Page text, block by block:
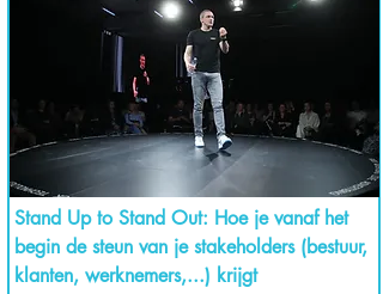
Stand Up to Stand Out: Hoe je vanaf het
begin de steun van je stakeholders (bestuur,
klanten, werknemers,...) krijgt